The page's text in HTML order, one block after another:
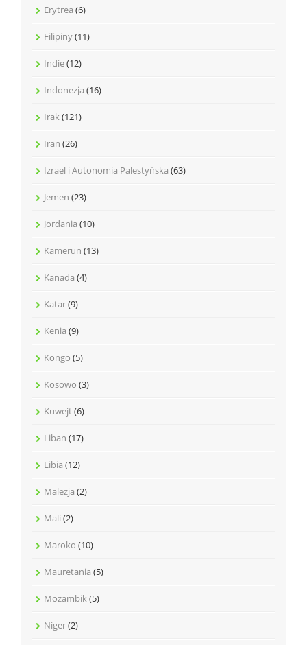
Erytrea (6)
Filipiny(11)
Indie(12)
Indonezja (16)
Irak(121)
Iran (26)
Izrael i Autonomia Palestyńska (63)
Jemen (23)
Jordania (10)
Kamerun (13)
Kanada (4)
Katar(9)
Kenia (9)
Kongo (5)
Kosowo (3)
Kuwejt(6)
Liban (17)
Libia (12)
Malezja (2)
Mali (2)
Maroko (10)
Mauretania (5)
Mozambik(5)
Niger(2)